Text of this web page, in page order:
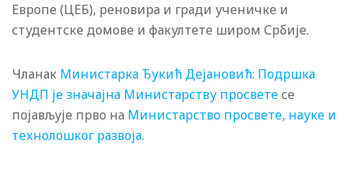
Европе (ЦЕБ), реновира и гради ученичке и
студентске домове и факултете широм Србије.
Чланак Министарка Ђукић Дејановић: Подршка
УНДП је значајна Министарству просветесе
појављује прво на Министарство просвете, науке и
технолошког развоја.